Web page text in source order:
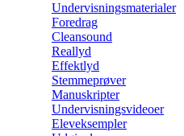
Undervisningsmaterialer
Foredrag
Cleansound
Reallyd
Effektlyd
Stemmeprøver
Manuskripter
Undervisningsvideoer
Eleveksempler